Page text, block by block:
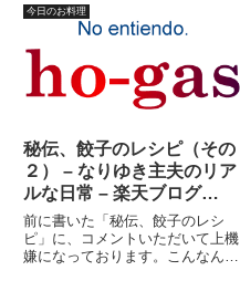
いうことです、念のため）いや、
実は疲れているのは日記を書いた
せいではなかった。日記の前フリ
に熱中して、買い物行くの若干遅
れ...
今日のお料理
秘伝、餃子のレシピ（その
２） – なりゆき主夫のリア
ルな日常 – 楽天ブログ
（Blog）
前に書いた「秘伝、餃子のレシ
ピ」に、コメントいただいて上機
嫌になっております。こんなんで